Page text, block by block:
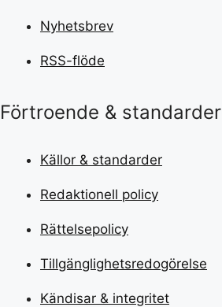
Nyhetsbrev
RSS-flöde
Förtroende & standarder
Källor & standarder
Redaktionell policy
Rättelsepolicy
Tillgänglighetsredogörelse
Kändisar & integritet